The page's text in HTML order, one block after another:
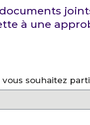
à une
souhaitez